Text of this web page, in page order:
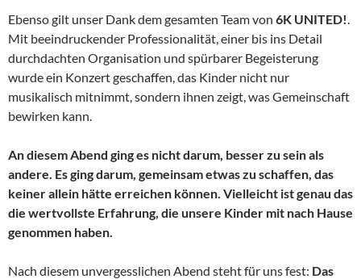
Ebenso gilt unser Dank dem gesamten Team von 6K UNITED!.
Mit beeindruckender Professionalität, einer bis ins Detail
durchdachten Organisation und spürbarer Begeisterung
wurde ein Konzert geschaffen, das Kinder nicht nur
musikalisch mitnimmt, sondern ihnen zeigt, was Gemeinschaft
bewirken kann.
An diesem Abend ging es nicht darum, besser zu sein als
andere. Es ging darum, gemeinsam etwas zu schaffen, das
keiner allein hätte erreichen können. Vielleicht ist genau das
die wertvollste Erfahrung, die unsere Kinder mit nach Hause
genommen haben.
Nach diesem unvergesslichen Abend steht für uns fest: Das